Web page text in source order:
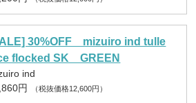
30%OFF mizuiro ind tulle
flocked SK GREEN
ind
円
（税抜価格12,600円）